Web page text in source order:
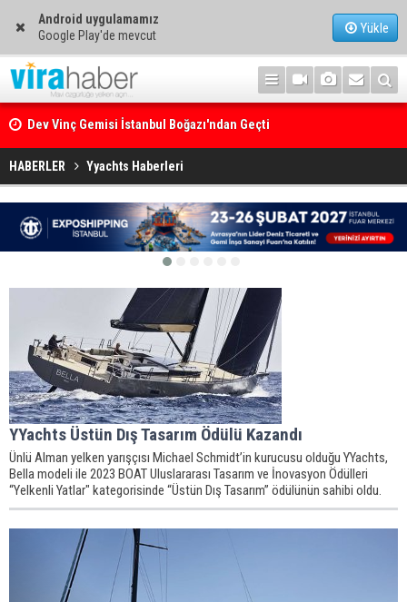
Android uygulamamız
Google Play'de mevcut
Yükle
Dev Vinç Gemisi İstanbul Boğazı'ndan Geçti
Ege Denizi’nin En Büyük Mercan Ormanı
HABERLER Yyachts Haberleri
YYachts Üstün Dış Tasarım Ödülü Kazandı
Ünlü Alman yelken yarışçısı Michael Schmidt’in kurucusu olduğu YYachts,
Bella modeli ile 2023 BOAT Uluslararası Tasarım ve İnovasyon Ödülleri
“Yelkenli Yatlar" kategorisinde “Üstün Dış Tasarım” ödülünün sahibi oldu.